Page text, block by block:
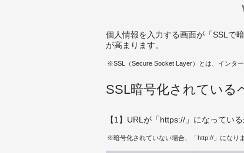
個人情報を入力する画面が「SSLで
が高まります。
SSL（Secure Socket Layer）とは、インタ
SSL暗号化されている
【1】URLが「https://」になってい
暗号化されていない場合、「http://」になりま